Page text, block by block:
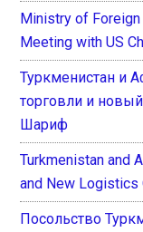
Ministry of
Meeting with US
Туркменистан и
торговли и
Шариф
Turkmenistan and
and New Logistics
Посольство